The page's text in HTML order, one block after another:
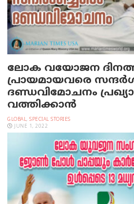
ലോക വയോജന
പ്രായമായവരെ
ദണ്ഡവിമോചനം
വത്തിക്കാൻ
GLOBAL, SPECIAL STORIES
JUNE 1, 2022